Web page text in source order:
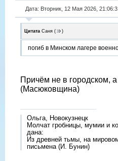
Дата: Вторник, 12 Мая 2026,
Цитата Саня ( )
погиб в Минском лагере
Причëм не в городском,
(Масюковщина)
Ольга, Новокузнецк
Молчат гробницы, мумии и
дана:
Из древней тьмы, на
письмена (И. Бунин)